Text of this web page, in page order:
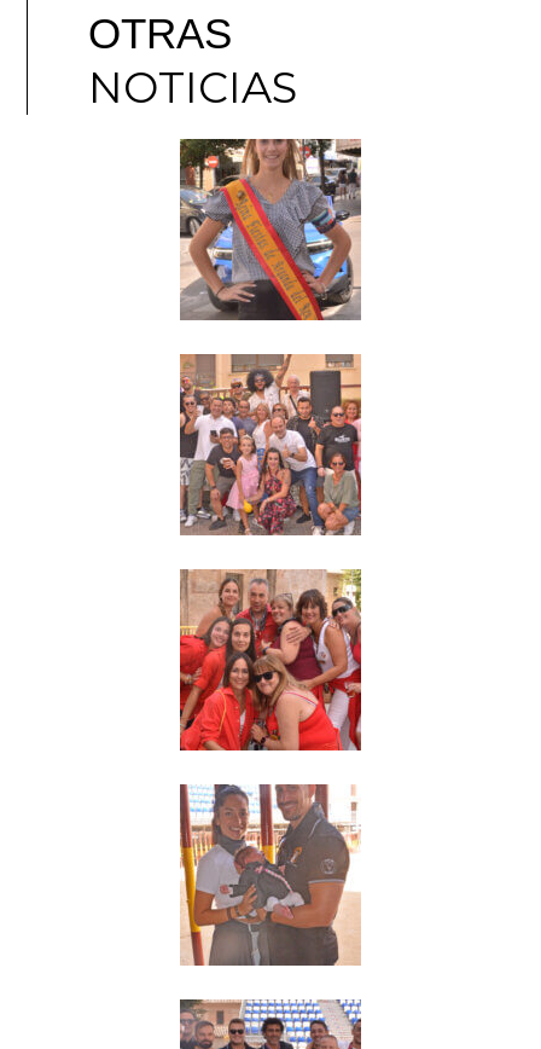
OTRAS
NOTICIAS